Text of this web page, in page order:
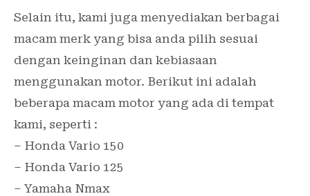
Selain itu, kami juga menyediakan berbagai
macam merk yang bisa anda pilih sesuai
dengan keinginan dan kebiasaan
menggunakan motor. Berikut ini adalah
beberapa macam motor yang ada di tempat
kami, seperti :
– Honda Vario 150
– Honda Vario 125
– Yamaha Nmax